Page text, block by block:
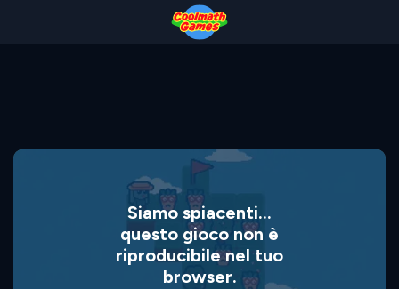
Siamo spiacenti...
questo gioco non è
riproducibile nel tuo
browser.